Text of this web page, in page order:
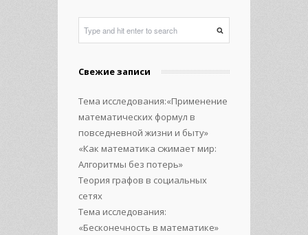
Свежие записи
Тема исследования:«Применение
математических формул в
повседневной жизни и быту»
«Как математика сжимает мир:
Алгоритмы без потерь»
Теория графов в социальных
сетях
Тема исследования:
«Бесконечность в математике»